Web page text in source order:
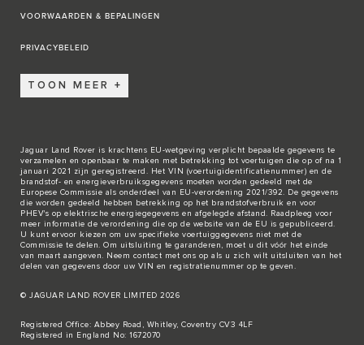
VOORWAARDEN & BEPALINGEN
PRIVACYBELEID
TOON MEER
Jaguar Land Rover is krachtens EU-wetgeving verplicht bepaalde gegevens te
verzamelen en openbaar te maken met betrekking tot voertuigen die op of na 1
januari 2021 zijn geregistreerd. Het VIN (voertuigidentificatienummer) en de
brandstof- en energieverbruiksgegevens moeten worden gedeeld met de
Europese Commissie als onderdeel van EU-verordening 2021/392. De gegevens
die worden gedeeld hebben betrekking op het brandstofverbruik en voor
PHEV's op elektrische energiegegevens en afgelegde afstand. Raadpleeg voor
meer informatie de verordening die op de website van de EU is gepubliceerd.
U kunt ervoor kiezen om uw specifieke voertuiggegevens niet met de
Commissie te delen. Om uitsluiting te garanderen, moet u dit vóór het einde
van maart aangeven. Neem contact met ons op als u zich wilt uitsluiten van het
delen van gegevens door uw VIN en registratienummer op te geven.
© JAGUAR LAND ROVER LIMITED 2026
Registered Office: Abbey Road, Whitley, Coventry CV3 4LF
Registered in England No: 1672070